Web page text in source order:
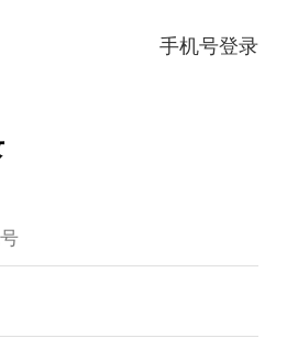
手机号登录